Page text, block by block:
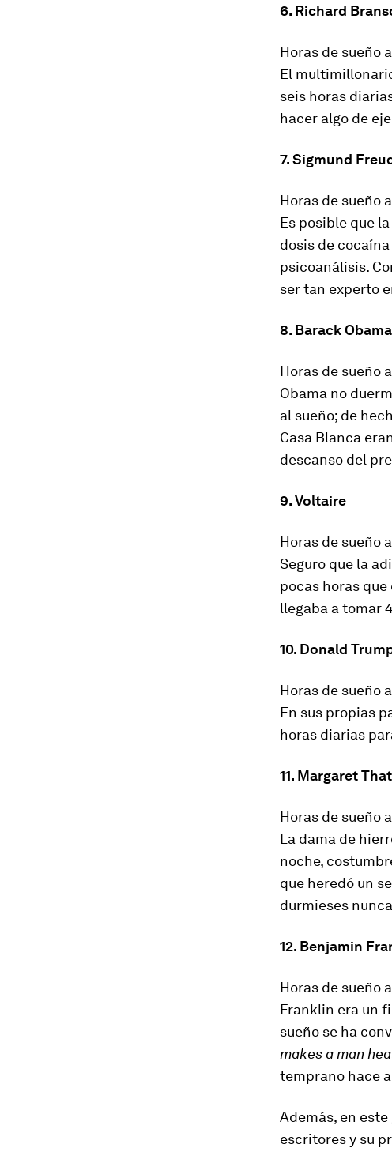
6. Richard
Horas de sueño
El
seis horas
hacer algo de
7. Sigmund
Horas de sueño
Es posible que
dosis de
psicoanálisis.
ser tan experto
8. Barack Obama
Horas de sueño
Obama no
al sueño; de
Casa Blanca
descanso del
9. Voltaire
Horas de sueño
Seguro que la
pocas horas
llegaba a tomar
10. Donald
Horas de sueño
En sus propias
horas diarias
11. Margaret
Horas de sueño
La dama de
noche,
que heredó un
durmieses
12. Benjamin
Horas de sueño
Franklin era un
sueño se ha
makes a man
temprano hace
Además, en
escritores y su